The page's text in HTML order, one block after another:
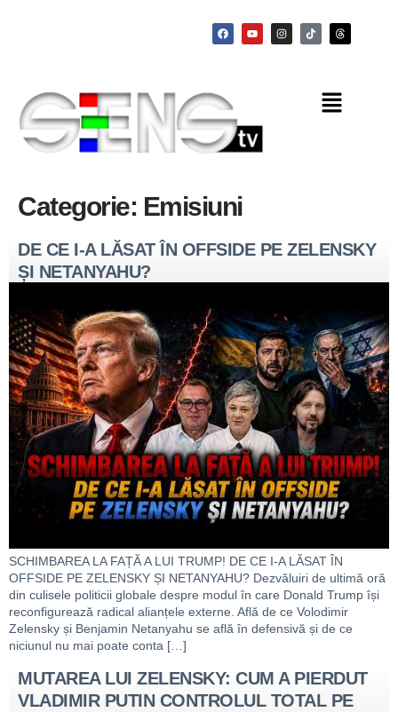
Categorie: Emisiuni
DE CE I-A LĂSAT ÎN OFFSIDE PE ZELENSKY
ȘI NETANYAHU?
SCHIMBAREA LA FAȚĂ A LUI TRUMP! DE CE I-A LĂSAT ÎN
OFFSIDE PE ZELENSKY ȘI NETANYAHU? Dezvăluiri de ultimă oră
din culisele politicii globale despre modul în care Donald Trump își
reconfigurează radical alianțele externe. Află de ce Volodimir
Zelensky și Benjamin Netanyahu se află în defensivă și de ce
niciunul nu mai poate conta […]
MUTAREA LUI ZELENSKY: CUM A PIERDUT
VLADIMIR PUTIN CONTROLUL TOTAL PE